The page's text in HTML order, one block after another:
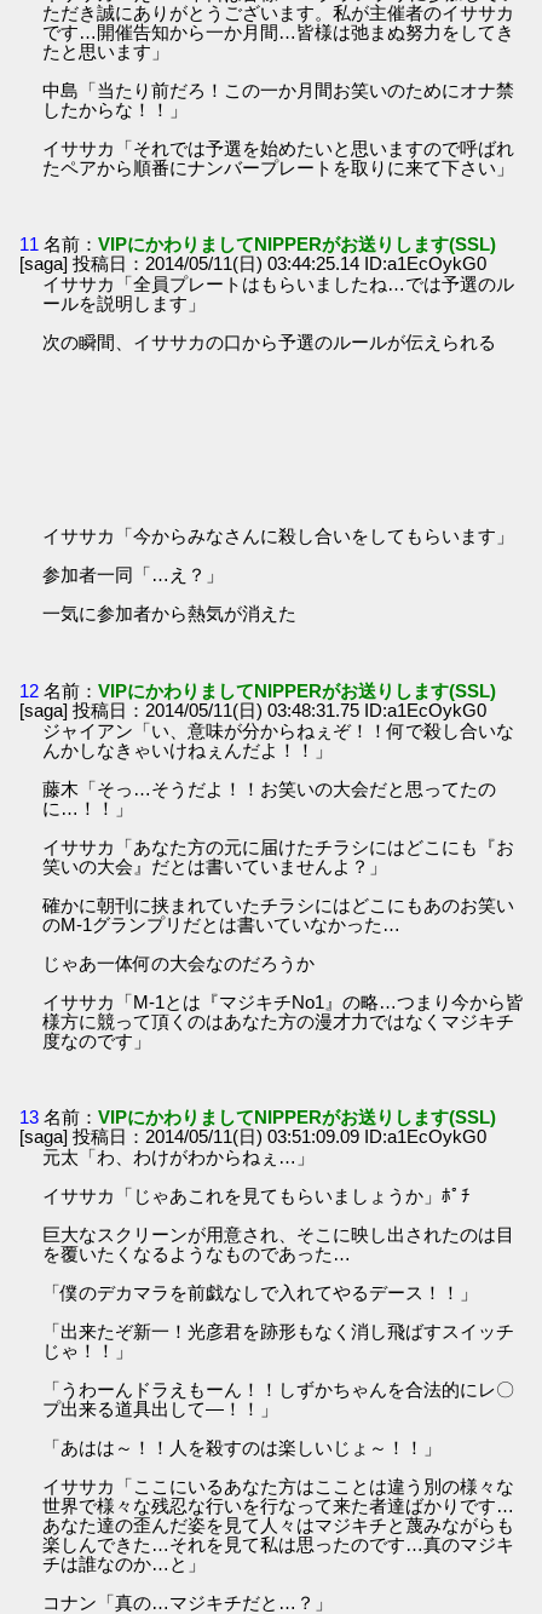
ただき誠にありがとうございます。私が主催者のイササカ
です…開催告知から一か月間…皆様は弛まぬ努力をしてき
たと思います」
中島「当たり前だろ！この一か月間お笑いのためにオナ禁
したからな！！」
イササカ「それでは予選を始めたいと思いますので呼ばれ
たペアから順番にナンバープレートを取りに来て下さい」
11 名前：VIPにかわりましてNIPPERがお送りします(SSL)
[saga] 投稿日：2014/05/11(日) 03:44:25.14 ID:a1EcOykG0
イササカ「全員プレートはもらいましたね…では予選のル
ールを説明します」
次の瞬間、イササカの口から予選のルールが伝えられる
イササカ「今からみなさんに殺し合いをしてもらいます」
参加者一同「…え？」
一気に参加者から熱気が消えた
12 名前：VIPにかわりましてNIPPERがお送りします(SSL)
[saga] 投稿日：2014/05/11(日) 03:48:31.75 ID:a1EcOykG0
ジャイアン「い、意味が分からねぇぞ！！何で殺し合いな
んかしなきゃいけねぇんだよ！！」
藤木「そっ…そうだよ！！お笑いの大会だと思ってたの
に…！！」
イササカ「あなた方の元に届けたチラシにはどこにも『お
笑いの大会』だとは書いていませんよ？」
確かに朝刊に挟まれていたチラシにはどこにもあのお笑い
のM-1グランプリだとは書いていなかった…
じゃあ一体何の大会なのだろうか
イササカ「M-1とは『マジキチNo1』の略…つまり今から皆
様方に競って頂くのはあなた方の漫才力ではなくマジキチ
度なのです」
13 名前：VIPにかわりましてNIPPERがお送りします(SSL)
[saga] 投稿日：2014/05/11(日) 03:51:09.09 ID:a1EcOykG0
元太「わ、わけがわからねぇ…」
イササカ「じゃあこれを見てもらいましょうか」ﾎﾟﾁ
巨大なスクリーンが用意され、そこに映し出されたのは目
を覆いたくなるようなものであった…
「僕のデカマラを前戯なしで入れてやるデース！！」
「出来たぞ新一！光彦君を跡形もなく消し飛ばすスイッチ
じゃ！！」
「うわーんドラえもーん！！しずかちゃんを合法的にレ〇
プ出来る道具出して―！！」
「あはは～！！人を殺すのは楽しいじょ～！！」
イササカ「ここにいるあなた方はこことは違う別の様々な
世界で様々な残忍な行いを行なって来た者達ばかりです…
あなた達の歪んだ姿を見て人々はマジキチと蔑みながらも
楽しんできた…それを見て私は思ったのです…真のマジキ
チは誰なのか…と」
コナン「真の…マジキチだと…？」